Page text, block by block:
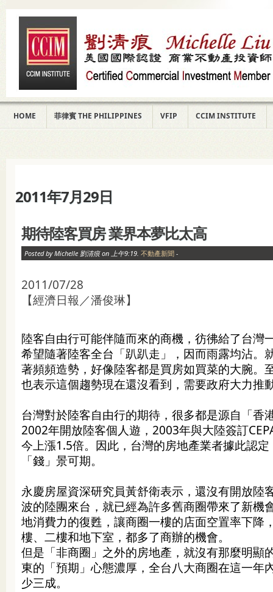
HOME 菲律賓 THE PHILIPPINES VFIP CCIM INSTITUTE
2011年7月29日
期待陸客買房 業界本夢比太高
Posted by Michelle 劉清痕 on 上午9:19. 不動產新聞 -
2011/07/28
【經濟日報／潘俊琳】
陸客自由行可能伴隨而來的商機，彷彿給了台灣
希望隨著陸客全台「趴趴走」，因而雨露均沾。
著頻頻造勢，好像陸客都是買房如買菜的大腕。
也表示這個趨勢現在還沒看到，需要政府大力推
台灣對於陸客自由行的期待，很多都是源自「香
2002年開放陸客個人遊，2003年與大陸簽訂
今上漲1.5倍。因此，台灣的房地產業者據此認
「錢」景可期。
永慶房屋資深研究員黃舒衛表示，還沒有開放陸
波的陸團來台，就已經為許多舊商圈帶來了新機
地消費力的復甦，讓商圈一樓的店面空置率下降
樓、二樓和地下室，都多了商辦的機會。
但是「非商圈」之外的房地產，就沒有那麼明顯
東的「預期」心態濃厚，全台八大商圈在這一年
少三成。